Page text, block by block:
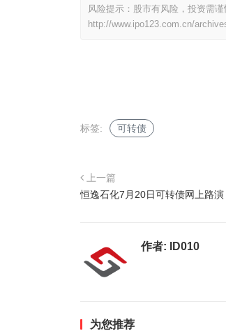
风险提示：股市有风险，投资需
http://www.ipo123.com.cn/
标签: 可转债
上一篇
恒逸石化7月20日可转债网上路演
作者: ID010
为您推荐